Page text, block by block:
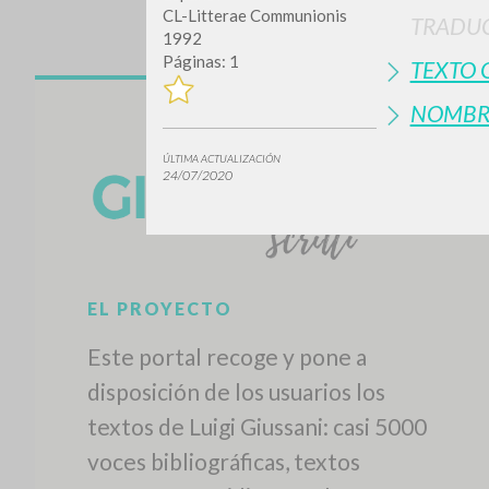
CL-Litterae Communionis
1992
Páginas: 1
ÚLTIMA ACTUALIZACIÓN
24/07/2020
TEXTO
EL PROYECTO
Este portal recoge y pone a